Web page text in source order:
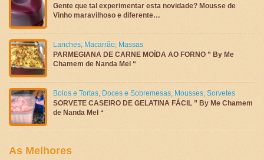
Gente que tal experimentar esta novidade? Mousse de
Vinho maravilhoso e diferente…
Lanches, Macarrão, Massas
PARMEGIANA DE CARNE MOÍDA AO FORNO ” By Me
Chamem de Nanda Mel “
Bolos e Tortas, Doces e Sobremesas, Mousses, Sorvetes
SORVETE CASEIRO DE GELATINA FÁCIL ” By Me Chamem
de Nanda Mel “
As Melhores